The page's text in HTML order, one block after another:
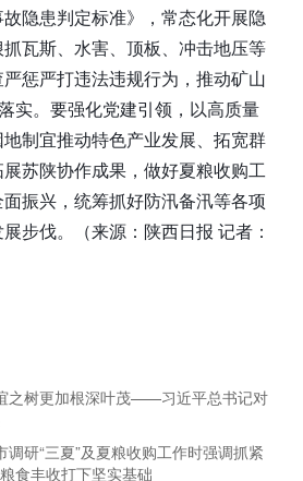
隐患判定标准》，常态化开展隐
瓦斯、水害、顶板、冲击地压等
惩严打违法违规行为，推动矿山
实。要强化党建引领，以高质量
制宜推动特色产业发展、拓宽群
苏陕协作成果，做好夏粮收购工
振兴，统筹抓好防汛备汛等各项
步伐。（来源：陕西日报 记者：
之树更加根深叶茂——习近平总书记对
调研“三夏”及夏粮收购工作时强调抓紧
食丰收打下坚实基础